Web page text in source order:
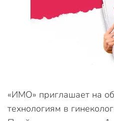
«ИМО» приглашает на
технологиям в